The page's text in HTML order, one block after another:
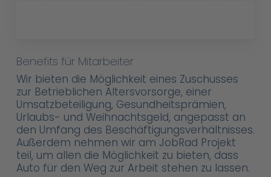
Benefits für Mitarbeiter
Wir bieten die Möglichkeit eines Zuschusses
zur Betrieblichen Altersvorsorge, einer
Umsatzbeteiligung, Gesundheitsprämien,
Urlaubs- und Weihnachtsgeld, angepasst an
den Umfang des Beschäftigungsverhältnisses.
Außerdem nehmen wir am JobRad Projekt
teil, um allen die Möglichkeit zu bieten, dass
Auto für den Weg zur Arbeit stehen zu lassen.